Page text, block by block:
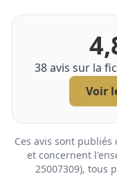
38avis sur la
Voir
Ces avis sont
et concernent
25007309), tous